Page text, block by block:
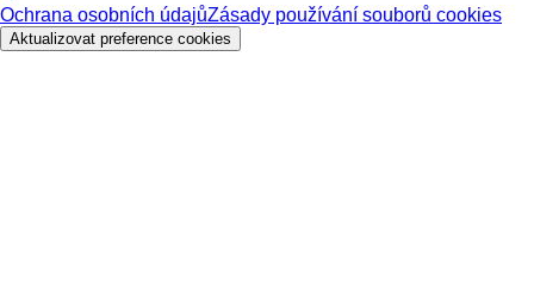
Ochrana osobních údajůZásady používání souborů cookies
Aktualizovat preference cookies